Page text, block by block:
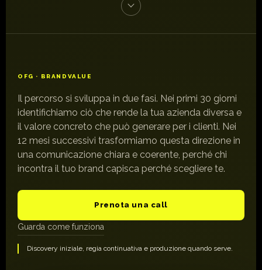
OFG · BRANDVALUE
Il percorso si sviluppa in due fasi. Nei primi 30 giorni
identifichiamo ciò che rende la tua azienda diversa e
il valore concreto che può generare per i clienti. Nei
12 mesi successivi trasformiamo questa direzione in
una comunicazione chiara e coerente, perché chi
incontra il tuo brand capisca perché scegliere te.
Prenota una call
Guarda come funziona
Discovery iniziale, regia continuativa e produzione quando serve.